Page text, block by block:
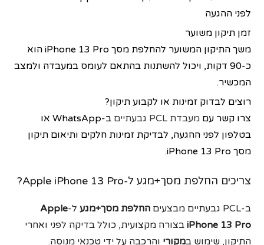
לפני ההגעה
זמן תיקון משוער
משך התיקון המשוער להחלפת מסך iPhone 13 Pro הוא
כ-90 דקות, ויכול להשתנות בהתאם לעומס במעבדה ולמצב
המכשיר.
רוצים לבדוק זמינות או לקבוע תיקון?
צרו קשר עםמעבדת PCL גבעתיים
ב-WhatsApp או
בטלפון לפני ההגעה, לבדיקת זמינות חלקים ותיאום תיקון
מסך iPhone 13 Pro.
צריכים החלפת מסך+מגע ל-Apple iPhone 13 Pro?
ב-PCL גבעתיים מבצעים החלפת מסך+מגע ל-Apple
iPhone 13 Pro בצורה מקצועית, כולל בדיקה לפני ואחרי
התיקון, שימוש במקורי והרכבה על ידי טכנאי מנוסה.